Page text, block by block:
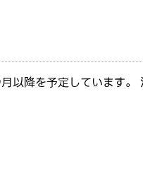
以降を予定しています。